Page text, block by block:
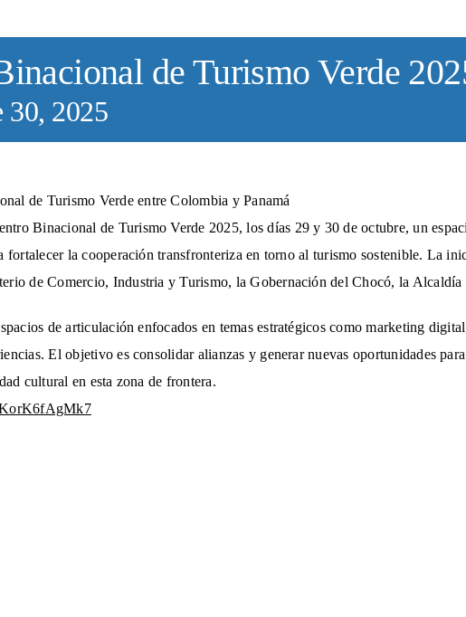
de Turismo Verde
30, 2025
de Turismo Verde entre Colombia y Panamá
Binacional de Turismo Verde 2025, los días 29 y 30 de octubre, un
fortalecer la cooperación transfronteriza en torno al turismo sostenible. La
de Comercio, Industria y Turismo, la Gobernación del Chocó, la
de articulación enfocados en temas estratégicos como marketing
El objetivo es consolidar alianzas y generar nuevas oportunidades
cultural en esta zona de frontera.